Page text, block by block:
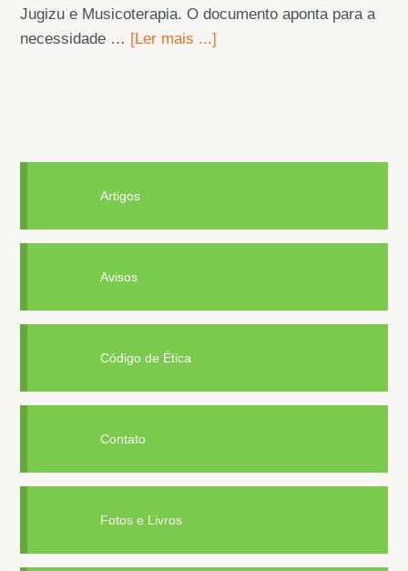
Jugizu e Musicoterapia. O documento aponta para a
necessidade … [Ler mais ...]
Artigos
Avisos
Código de Ética
Contato
Fotos e Livros